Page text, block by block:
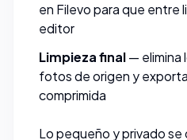
en Filevopara que entre
editor
Limpieza final—
fotos de origen y
comprimida
Lo pequeño y privado se